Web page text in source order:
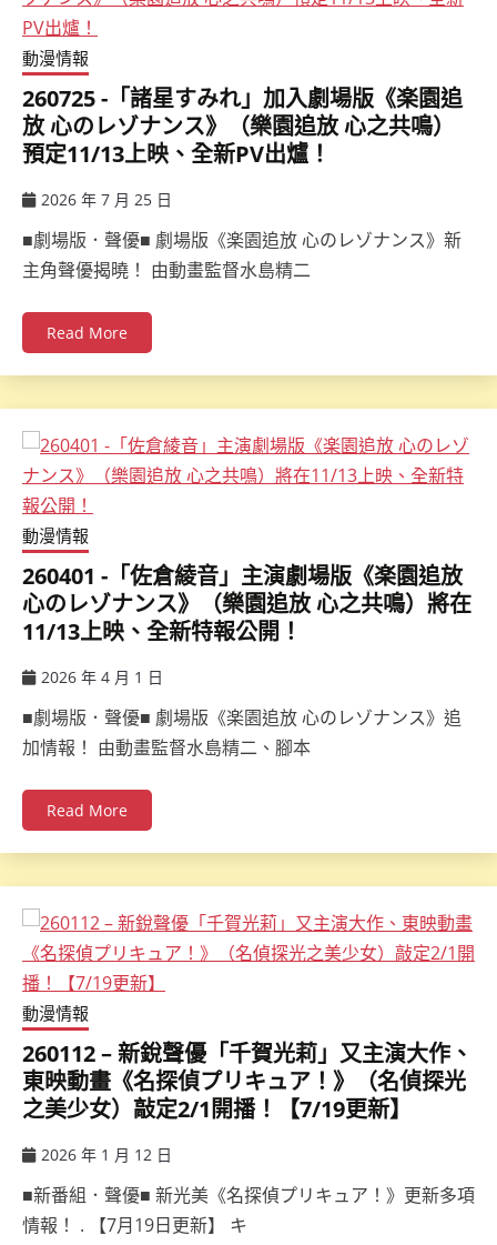
動漫情報
260725 -「諸星すみれ」加入劇場版《楽園追
放 心のレゾナンス》（樂園追放 心之共鳴）
預定11/13上映、全新PV出爐！
2026 年 7 月 25 日
■劇場版．聲優■ 劇場版《楽園追放 心のレゾナンス》新
主角聲優揭曉！ 由動畫監督水島精二
Read More
動漫情報
260401 -「佐倉綾音」主演劇場版《楽園追放
心のレゾナンス》（樂園追放 心之共鳴）將在
11/13上映、全新特報公開！
2026 年 4 月 1 日
■劇場版．聲優■ 劇場版《楽園追放 心のレゾナンス》追
加情報！ 由動畫監督水島精二、腳本
Read More
動漫情報
260112 – 新銳聲優「千賀光莉」又主演大作、
東映動畫《名探偵プリキュア！》（名偵探光
之美少女）敲定2/1開播！【7/19更新】
2026 年 1 月 12 日
■新番組．聲優■ 新光美《名探偵プリキュア！》更新多項
情報！ . 【7月19日更新】 キ